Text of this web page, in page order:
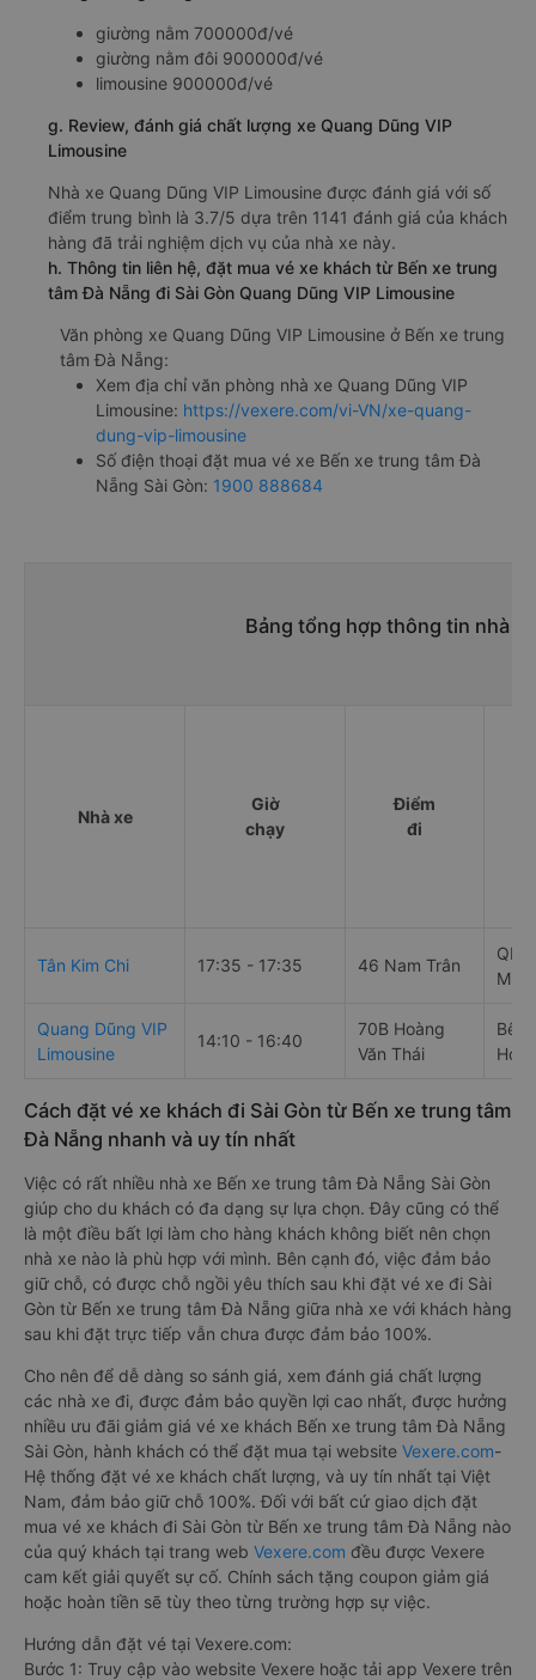
giường nằm 700000đ/vé
giường nằm đôi 900000đ/vé
limousine 900000đ/vé
g. Review, đánh giá chất lượng xe Quang Dũng VIP
Limousine
Nhà xe Quang Dũng VIP Limousine được đánh giá với số
điểm trung bình là 3.7/5 dựa trên 1141 đánh giá của khách
hàng đã trải nghiệm dịch vụ của nhà xe này.
h. Thông tin liên hệ, đặt mua vé xe khách từ Bến xe trung
tâm Đà Nẵng đi Sài Gòn Quang Dũng VIP Limousine
Văn phòng xe Quang Dũng VIP Limousine ở Bến xe trung
tâm Đà Nẵng:
Xem địa chỉ văn phòng nhà xe Quang Dũng VIP
Limousine: https://vexere.com/vi-VN/xe-quang-
dung-vip-limousine
Số điện thoại đặt mua vé xe Bến xe trung tâm Đà
Nẵng Sài Gòn: 1900 888684
Bảng tổng hợp thông tin nhà
Nhà xe
Giờ
chạy
Điểm
đi
Tân Kim Chi 17:35 - 17:35 46 Nam Trân
Quang Dũng VIP
Limousine
14:10 - 16:40
70B Hoàng
Văn Thái
Bến
Hóc
Cách đặt vé xe khách đi Sài Gòn từ Bến xe trung tâm
Đà Nẵng nhanh và uy tín nhất
Việc có rất nhiều nhà xe Bến xe trung tâm Đà Nẵng Sài Gòn
giúp cho du khách có đa dạng sự lựa chọn. Đây cũng có thể
là một điều bất lợi làm cho hàng khách không biết nên chọn
nhà xe nào là phù hợp với mình. Bên cạnh đó, việc đảm bảo
giữ chỗ, có được chỗ ngồi yêu thích sau khi đặt vé xe đi Sài
Gòn từ Bến xe trung tâm Đà Nẵng giữa nhà xe với khách hàng
sau khi đặt trực tiếp vẫn chưa được đảm bảo 100%.
Cho nên để dễ dàng so sánh giá, xem đánh giá chất lượng
các nhà xe đi, được đảm bảo quyền lợi cao nhất, được hưởng
nhiều ưu đãi giảm giá vé xe khách Bến xe trung tâm Đà Nẵng
Sài Gòn, hành khách có thể đặt mua tại website Vexere.com-
Hệ thống đặt vé xe khách chất lượng, và uy tín nhất tại Việt
Nam, đảm bảo giữ chỗ 100%. Đối với bất cứ giao dịch đặt
mua vé xe khách đi Sài Gòn từ Bến xe trung tâm Đà Nẵng nào
của quý khách tại trang web Vexere.com đều được Vexere
cam kết giải quyết sự cố. Chính sách tặng coupon giảm giá
hoặc hoàn tiền sẽ tùy theo từng trường hợp sự việc.
Hướng dẫn đặt vé tại Vexere.com:
Bước 1: Truy cập vào website Vexere hoặc tải app Vexere trên